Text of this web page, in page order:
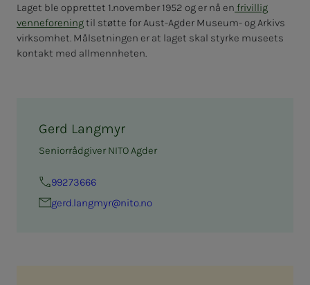
Laget ble opprettet 1.november 1952 og er nå en frivillig
venneforeningtil støtte for Aust-Agder Museum- og Arkivs
virksomhet. Målsetningen er at laget skal styrke museets
kontakt med allmennheten.
Gerd Langmyr
Seniorrådgiver NITO Agder
99273666
gerd.lang­­­myr@nito.no